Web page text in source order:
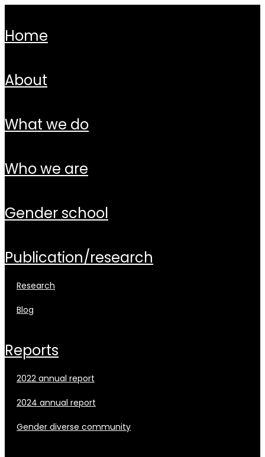
home
about
what we do
who we are
gender school
publication/research
research
blog
reports
2022 annual report
2024 annual report
gender diverse community